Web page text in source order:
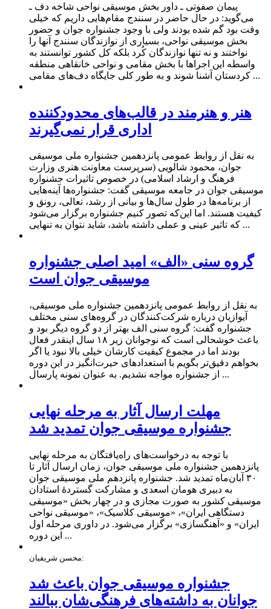
پیمان صفوتی ـ داور بخش موسیقی نواحی شاخه دف ـ
می‌گوید: در حال حاضر در سنندج مقام‌هایی داریم که خیلی
وقت بود گم شده بودند ولی با وجود جشنواره جوان و حضور
بخش موسیقی نواحی، بسیاری از نوازندگان سنندج آنها را
نواختند و نه تنها نوازندگان کُرد بلکه کل کشور توانستند به
واسطه این اجراها با بخش مقامی و نواحی خانقاهی منطقه
کردستان آشنا شوند و به طور کلی جایگاه دف‌های مقامی ...
هنر و هنرمند در قالب‌های محدودکننده
اداری قرار نمی‌گیرند
به نقل از روابط عمومی پانزدهمین جشنواره ملی موسیقی
جوان، محمود شالویی (سرپرست معاونت هنری وزارت
فرهنگ‌ و ارشاد اسلامی) در خصوص تاثیرات جشنواره
موسیقی جوان در جامعه موسیقی گفت: جشنواره‌ها آینه‌هایی
از برنامه‌ها در طول سال‌ها و بیانی از رشد، تعالی، رونق و
کیفیت هستند. اما این‌که تصور کنیم جشنواره برگزار می‌شود
که تاثیر عینی و عملی داشته باشد، شاید نتوان به تنهایی ...
گروه سنی «الف» امید اصلی جشنواره
موسیقی جوان است
به نقل از روابط عمومی پانزدهمین جشنواره ملی موسیقی،
آیوازیان درباره شرکت‌کنندگان در گروه‌های سنی مختلف
جشنواره گفت: گروه سنی الف بهتر از دو گروه دیگر بود و
باعث خوشحالی است که نوجوانان زیر ۱۸ سال اینقدر فعال
بودند اما در مجموع کیفیت کارشان خیلی بالا نبود یا اگر
بخواهم دقیق‌تر بگویم با استعدادهای حیرت‌انگیز در این دوره
از جشنواره مواجه نشدیم. به عنوان نمونه پارسال ...
مهلت ارسال آثار به مرحله نهایی
جشنواره موسیقی جوان تمدید شد
با توجه به درخواست‌های راه‌یافتگان به مرحله نهایی
پانزدهمین جشنواره ملی موسیقی جوان، زمان ارسال آثار تا
۳۰ آبان‌ماه تمدید شد. جشنواره پانزدهم ملی موسیقی جوان
به دبیری هومان اسعدی و مشارکت گستردۀ استادان
موسیقی کشور به صورت مجازی و در چهار بخش «موسیقی
دستگاهی ایران»، «موسیقی کلاسیک»، «موسیقی نواحی
ایران» و «آهنگسازی» برگزار می‌شود. در داوری مرحله اول
این دوره ...
محسن شریفیان:
جشنواره موسیقی جوان باعث شد
جوانان به داشته‌های فرهنگی‌‌شان ببالند